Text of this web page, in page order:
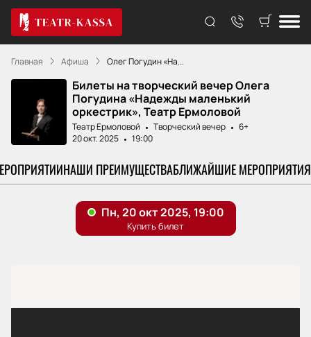
Главная Афиша Олег Погудин «На...
Билеты на творческий вечер Олега
Погудина «Надежды маленький
оркестрик», Театр Ермоловой
Театр Ермоловой Творческий вечер
6+
20 окт. 2025
19:00
НАШИ ПРЕИМУЩЕСТВАБЛИЖАЙШИЕ МЕРОПРИЯТИЯ